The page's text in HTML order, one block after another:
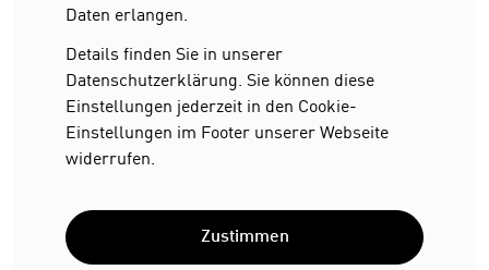
Daten erlangen.
Details finden Sie in unserer
Datenschutzerklärung. Sie können diese
Einstellungen jederzeit in den Cookie-
Einstellungen im Footer unserer Webseite
widerrufen.
Zustimmen